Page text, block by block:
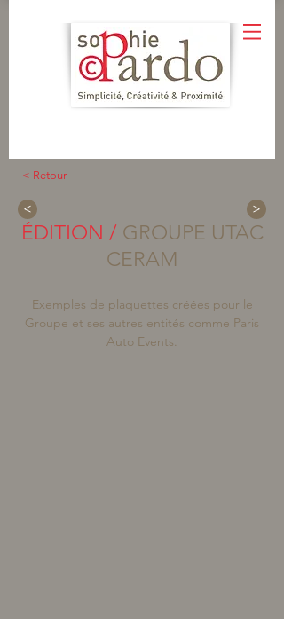
< Retour
< >
ÉDITION / GROUPE UTAC
CERAM
Exemples de plaquettes créées pour le
Groupe et ses autres entités comme Paris
Auto Events.